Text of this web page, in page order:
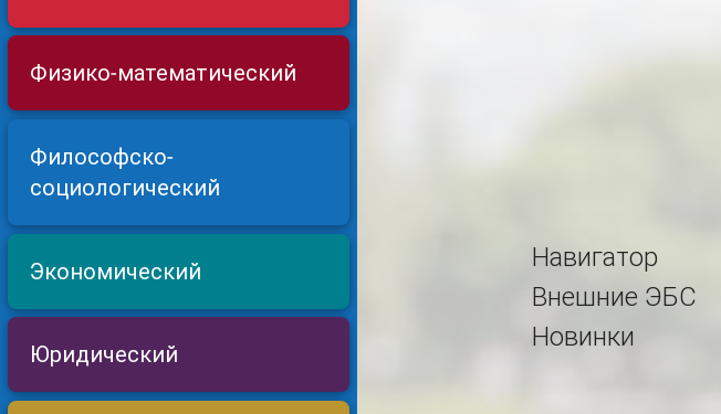
Физико-математический
Философско-
социологический
Экономический
Юридический
Навигатор
Внешние ЭБС
Новинки